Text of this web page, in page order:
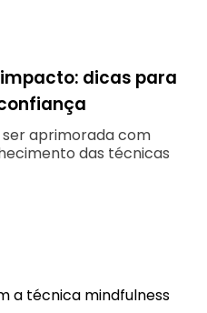
dicas para
ser aprimorada com
das técnicas
a técnica mindfulness